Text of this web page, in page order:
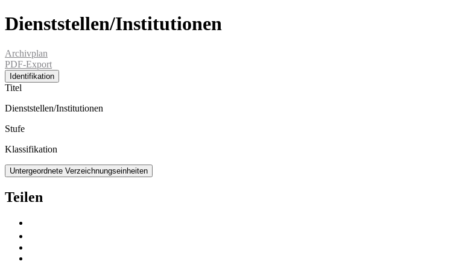
Dienststellen/Institutionen
Archivplan
PDF-Export
Identifikation
Titel
Dienststellen/Institutionen
Stufe
Klassifikation
Untergeordnete Verzeichnungseinheiten
Teilen